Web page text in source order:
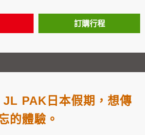
訂購行程
PAK日本假期，想傳
的體驗。